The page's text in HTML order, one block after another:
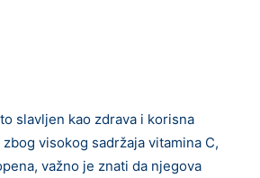
slavljen kao zdrava i korisna
visokog sadržaja vitamina C,
važno je znati da njegova